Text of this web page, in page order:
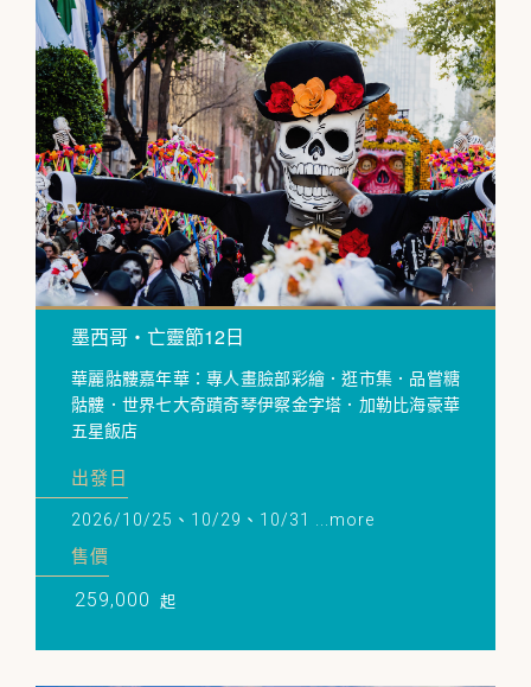
墨西哥・亡靈節12日
華麗骷髏嘉年華：專人畫臉部彩繪．逛市集．品嘗糖
骷髏．世界七大奇蹟奇琴伊察金字塔．加勒比海豪華
五星飯店
出發日
2026/10/25、10/29、10/31 ...more
售價
259,000 起